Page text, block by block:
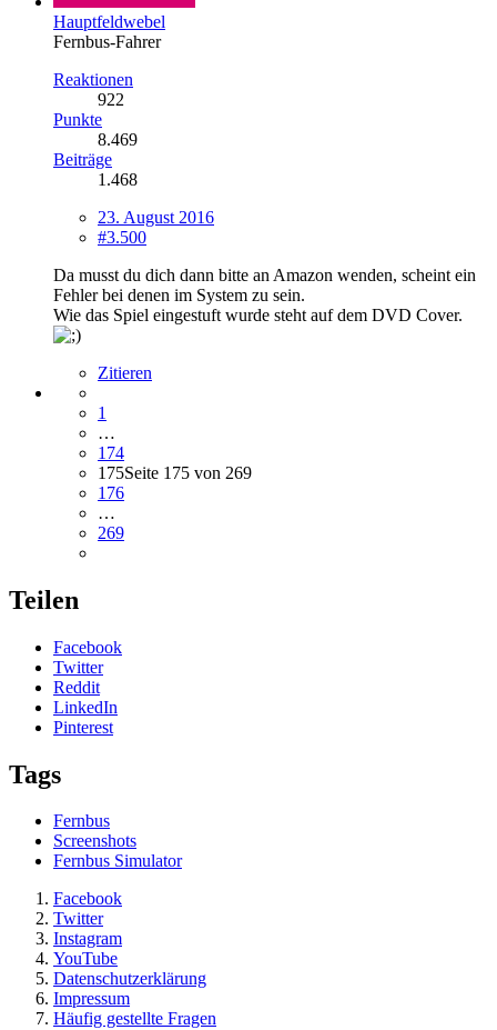
Hauptfeldwebel
Fernbus-Fahrer
Reaktionen
922
Punkte
8.469
Beiträge
1.468
23. August 2016
#3.500
Da musst du dich dann bitte an Amazon wenden, scheint ein
Fehler bei denen im System zu sein.
Wie das Spiel eingestuft wurde steht auf dem DVD Cover.
Zitieren
1
…
174
175Seite 175 von 269
176
…
269
Teilen
Facebook
Twitter
Reddit
LinkedIn
Pinterest
Tags
Fernbus
Screenshots
Fernbus Simulator
Facebook
Twitter
Instagram
YouTube
Datenschutzerklärung
Impressum
Häufig gestellte Fragen